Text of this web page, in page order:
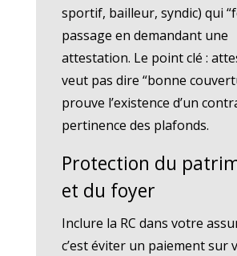
sportif, bailleur, syndic) qui
passage en demandant une
attestation. Le point clé :
veut pas dire “bonne
prouve l’existence d’un
pertinence des plafonds.
Protection du
et du foyer
Inclure la RC dans votre
c’est éviter un paiement sur